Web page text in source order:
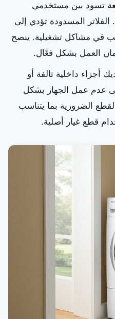
تسود بين مستخدمي
المسدودة تؤدي إلى
في مشاكل تشغيلية. ينصح
العمل بشكل فعّال.
أجزاء داخلية تالفة أو
عدم عمل الجهاز بشكل
الضرورية بما يتناسب
قطع غيار أصلية.